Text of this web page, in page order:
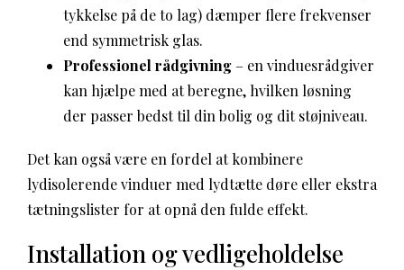
tykkelse på de to lag) dæmper flere frekvenser
end symmetrisk glas.
Professionel rådgivning – en vinduesrådgiver
kan hjælpe med at beregne, hvilken løsning
der passer bedst til din bolig og dit støjniveau.
Det kan også være en fordel at kombinere
lydisolerende vinduer med lydtætte døre eller ekstra
tætningslister for at opnå den fulde effekt.
Installation og vedligeholdelse